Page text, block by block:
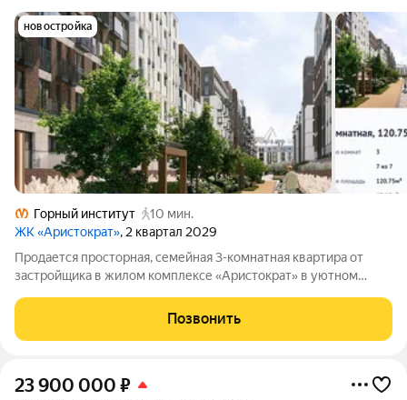
новостройка
Горный институт
10 мин.
ЖК «Аристократ», 2 квартал 2029
Продается просторная, семейная 3-комнатная квартира от
застройщика в жилом комплексе «Аристократ» в уютном
пешком всего за 10 минут. Мастер-спальня с собственной
ванной комнатой. Самое приватное
Позвонить
23 900 000 ₽